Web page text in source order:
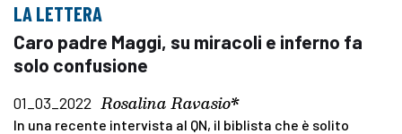
LA LETTERA
Caro padre Maggi, su miracoli e inferno fa
solo confusione
01_03_2022 Rosalina Ravasio*
In una recente intervista al QN, il biblista che è solito